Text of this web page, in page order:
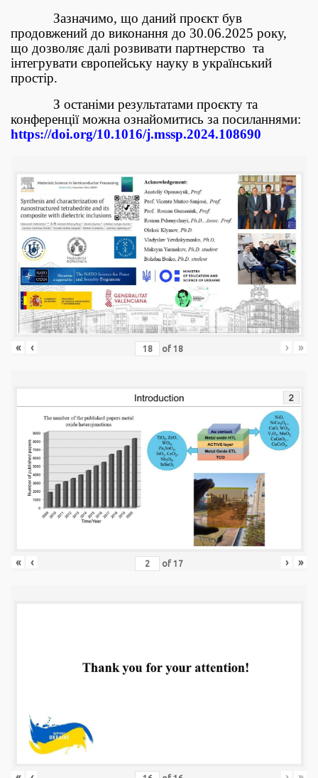
Зазначимо, що даний проєкт був
продовжений до виконання до 30.06.2025 року,
що дозволяє далі розвивати партнерство та
інтегрувати європейську науку в український
простір.
З останіми результатами проєкту та
конференції можна ознайомитись за посиланнями:
https://doi.org/10.1016/j.mssp.2024.108690
« ‹ of 18 › »
« ‹ of 17 › »